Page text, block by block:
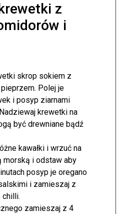
z
i
skrop sokiem z
Polej je
i posyp ziarnami
krewetki na
być drewniane bądź
kawałki i wrzuć na
morską i odstaw aby
posyp je oregano
i zamieszaj z
chilli.
zamieszaj z 4